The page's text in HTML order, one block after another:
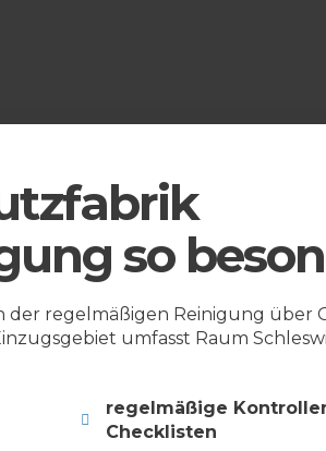
so
der regelmäßigen Reinigung über
umfasst Raum
regelmäßige
Checklisten